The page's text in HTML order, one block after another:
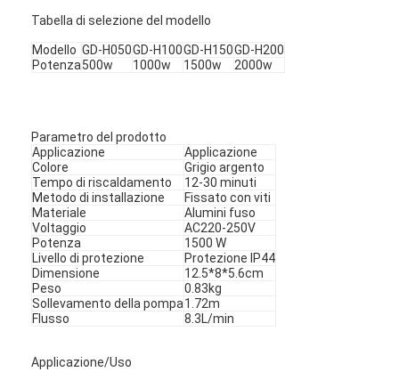
Tabella di selezione del modello
Modello GD-H050GD-H100GD-H150GD-H200
Potenza500w 1000w 1500w 2000w
Parametro del prodotto
Applicazione
Applicazione
Colore
Grigio argento
Tempo di riscaldamento
12-30 minuti
Metodo di installazione
Fissato con viti
Materiale
Alumini fuso
Voltaggio
AC220-250V
Potenza
1500 W
Livello di protezione
Protezione IP44
Dimensione
12.5*8*5.6cm
Peso
0.83kg
Sollevamento della pompa1.72m
Flusso
8.3L/min
Applicazione/Uso